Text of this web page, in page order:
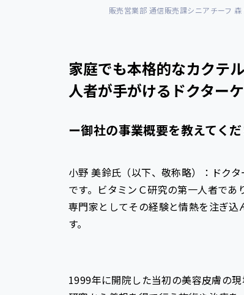
販売営業部 通信販売課シニアチーフ
家庭でも本格的なカクテ
人者が手がけるドクター
ー御社の事業概要を教えてくだ
小野 美鈴氏（以下、敬称略）：ドク
です。ビタミンＣ研究の第一人者で
専門家としてその経験と情熱を注ぎ
す。
1999年に開院した当初の美容皮膚の